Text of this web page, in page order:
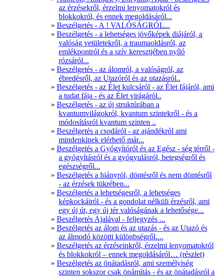
az érzésekről, érzelmi lenyomatokról és
blokkokról, és ennek megoldásáról...
Beszélgetés - A ! VALÓSÁGRÓL...
Beszélgetés - a lehetséges jövőképek diájáról, a
valóság vetületekről, a traumaoldásról, az
emlékpontról és a szív keresztjében nyíló
rózsáról...
Beszélgetés - az álomról, a valóságról, az
ébredésről, az Utazóról és az utazásról..
Beszélgetés - az Élet kulcsáról - az Élet fájáról, ami
a tudat fája - és az Élet virágáról..
Beszélgetés - az új struktúrában a
kvantumvilágokról, kvantum szintekről - és a
módosításról kvantum szinten ..
Beszélgetés a csodáról - az ajándékról ami
mindenkinek elérhető már...
Beszélgetés a Gyógyítóról és az Egész - ség térről -
a gyógyításról és a gyógyulásról, betegségről és
egészségről...
Beszélgetés a hiányról, döntésről és nem döntésről
- az érzések tükrében...
Beszélgetés a lehetségesről, a lehetséges
képkockáiról - és a gondolat nélküli érzésről, ami
egy új út, egy új tér valóságának a lehetősége...
Beszélgetés Ajalával - feljegyzés ...
Beszélgetés az álom és az utazás - és az Utazó és
az álmodó közötti különbségről....
Beszélgetés az érzéseinkről, érzelmi lenyomatokról
és blokkokról – ennek megoldásáról… (részlet)
Beszélgetés az önátadásról, ami személyiség
szinten sokszor csak önámítás - és az önátadásról a